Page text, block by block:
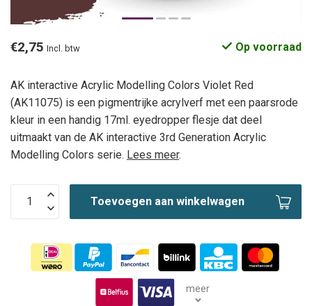
€2,75 Incl. btw Op voorraad
AK interactive Acrylic Modelling Colors Violet Red
(AK11075) is een pigmentrijke acrylverf met een paarsrode
kleur in een handig 17ml. eyedropper flesje dat deel
uitmaakt van de AK interactive 3rd Generation Acrylic
Modelling Colors serie. Lees meer.
Toevoegen aan winkelwagen
meer